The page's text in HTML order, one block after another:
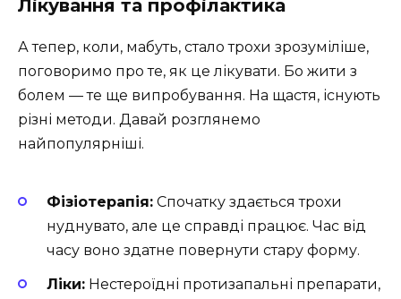
Лікування та профілактика
А тепер, коли, мабуть, стало трохи зрозуміліше,
поговоримо про те, як це лікувати. Бо жити з
болем — те ще випробування. На щастя, існують
різні методи. Давай розглянемо
найпопулярніші.
Фізіотерапія: Спочатку здається трохи
нуднувато, але це справді працює. Час від
часу воно здатне повернути стару форму.
Ліки: Нестероїдні протизапальні препарати,